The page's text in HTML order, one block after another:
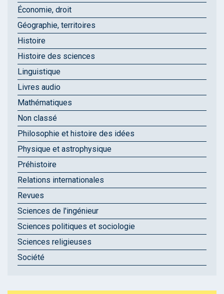
Économie, droit
Géographie, territoires
Histoire
Histoire des sciences
Linguistique
Livres audio
Mathématiques
Non classé
Philosophie et histoire des idées
Physique et astrophysique
Préhistoire
Relations internationales
Revues
Sciences de l'ingénieur
Sciences politiques et sociologie
Sciences religieuses
Société